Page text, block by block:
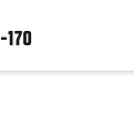
-170